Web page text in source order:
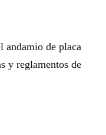
andamio de placa
y reglamentos de